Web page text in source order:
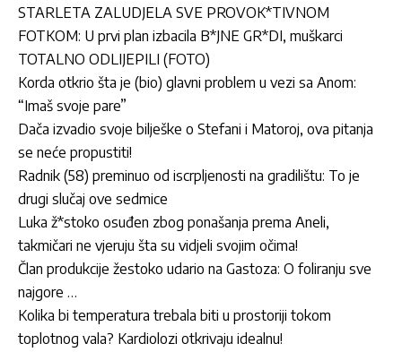
STARLETA ZALUDJELA SVE PROVOK*TIVNOM
FOTKOM: U prvi plan izbacila B*JNE GR*DI, muškarci
TOTALNO ODLIJEPILI (FOTO)
Korda otkrio šta je (bio) glavni problem u vezi sa Anom:
“Imaš svoje pare”
Dača izvadio svoje bilješke o Stefani i Matoroj, ova pitanja
se neće propustiti!
Radnik (58) preminuo od iscrpljenosti na gradilištu: To je
drugi slučaj ove sedmice
Luka ž*stoko osuđen zbog ponašanja prema Aneli,
takmičari ne vjeruju šta su vidjeli svojim očima!
Član produkcije žestoko udario na Gastoza: O foliranju sve
najgore …
Kolika bi temperatura trebala biti u prostoriji tokom
toplotnog vala? Kardiolozi otkrivaju idealnu!